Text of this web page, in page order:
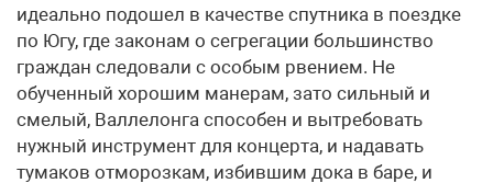
идеально подошел в качестве спутника в поездке
по Югу, где законам о сегрегации большинство
граждан следовали с особым рвением. Не
обученный хорошим манерам, зато сильный и
смелый, Валлелонга способен и вытребовать
нужный инструмент для концерта, и надавать
тумаков отморозкам, избившим дока в баре, и